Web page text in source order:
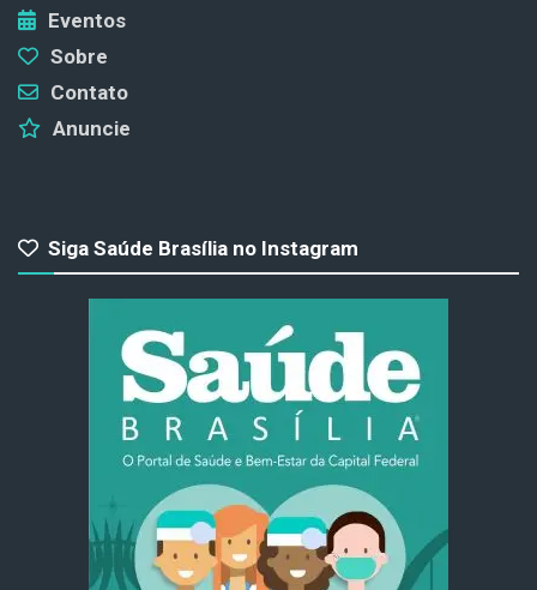
Eventos
Sobre
Contato
Anuncie
Siga Saúde Brasília no Instagram